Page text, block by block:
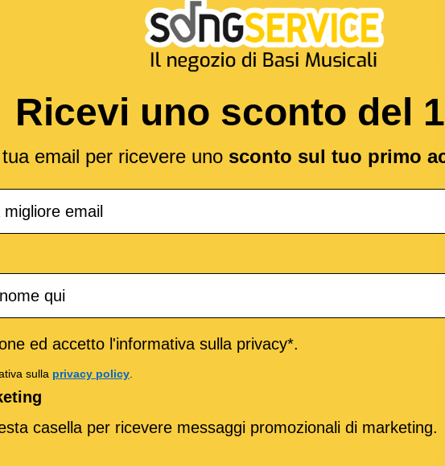
Ricevi uno sconto del
email per ricevere uno sconto sul tuo primo
ed accetto l'informativa sulla privacy*.
sulla privacy policy.
casella per ricevere messaggi promozionali di marketing.